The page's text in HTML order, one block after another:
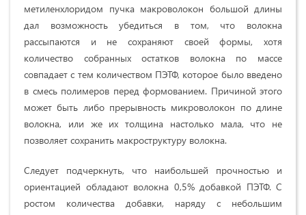
метиленхлоридом пучка макроволокон большой длины
дал возможность убедиться в том, что волокна
рассыпаются и не сохраняют своей формы, хотя
количество собранных остатков волокна по массе
совпадает с тем количеством ПЭТФ, которое было введено
в смесь полимеров перед формованием. Причиной этого
может быть либо прерывность микроволокон по длине
волокна, или же их толщина настолько мала, что не
позволяет сохранить макроструктуру волокна.
Следует подчеркнуть, что наибольшей прочностью и
ориентацией обладают волокна 0,5% добавкой ПЭТФ. С
ростом количества добавки, наряду с небольшим